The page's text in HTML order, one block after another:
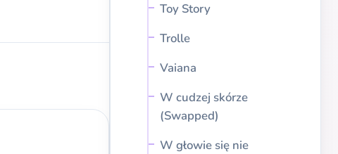
Toy Story
Trolle
Vaiana
W cudzej skórze
(Swapped)
W głowie się nie